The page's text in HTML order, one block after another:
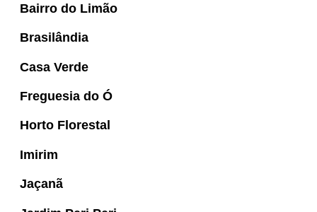
Bairro do Limão
Brasilândia
Casa Verde
Freguesia do Ó
Horto Florestal
Imirim
Jaçanã